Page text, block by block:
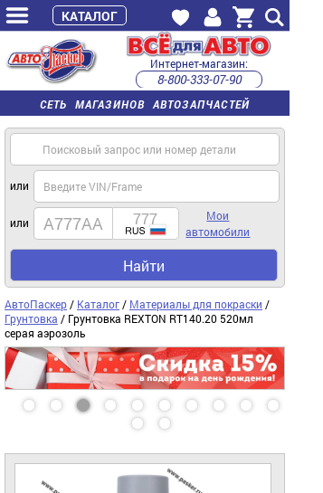
СЕТЬ МАГАЗИНОВ АВТОЗАПЧАСТЕЙ
Интернет-магазин:
8-800-333-07-90
часы работы с 9:00 до 22:00 (пн-пт)
или
или
Мои
автомобили
Найти
АвтоПаскер / Каталог / Материалы для покраски /
Грунтовка / Грунтовка REXTON RT140.20 520мл
серая аэрозоль
КАТАЛОГ